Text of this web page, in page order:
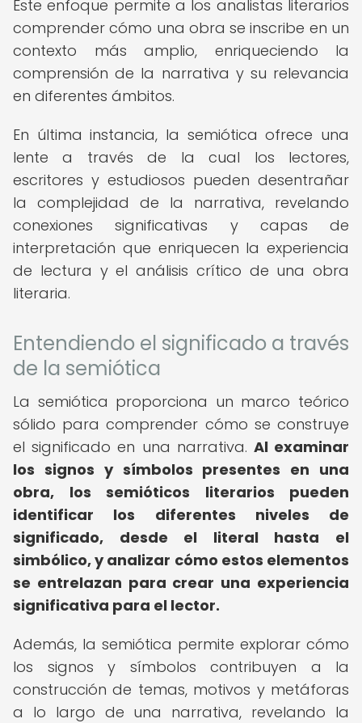
Este enfoque permite a los analistas literarios
comprender cómo una obra se inscribe en un
contexto más amplio, enriqueciendo la
comprensión de la narrativa y su relevancia
en diferentes ámbitos.
En última instancia, la semiótica ofrece una
lente a través de la cual los lectores,
escritores y estudiosos pueden desentrañar
la complejidad de la narrativa, revelando
conexiones significativas y capas de
interpretación que enriquecen la experiencia
de lectura y el análisis crítico de una obra
literaria.
Entendiendo el significado a través
de la semiótica
La semiótica proporciona un marco teórico
sólido para comprender cómo se construye
el significado en una narrativa. Al examinar
los signos y símbolos presentes en una
obra, los semióticos literarios pueden
identificar los diferentes niveles de
significado, desde el literal hasta el
simbólico, y analizar cómo estos elementos
se entrelazan para crear una experiencia
significativa para el lector.
Además, la semiótica permite explorar cómo
los signos y símbolos contribuyen a la
construcción de temas, motivos y metáforas
a lo largo de una narrativa, revelando la